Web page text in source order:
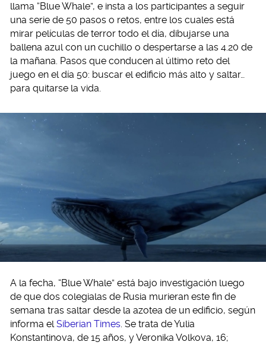
llama “Blue Whale”, e insta a los participantes a seguir
una serie de 50 pasos o retos, entre los cuales está
mirar películas de terror todo el día, dibujarse una
ballena azul con un cuchillo o despertarse a las 4.20 de
la mañana. Pasos que conducen al último reto del
juego en el día 50: buscar el edificio más alto y saltar…
para quitarse la vida.
A la fecha, “Blue Whale” está bajo investigación luego
de que dos colegialas de Rusia murieran este fin de
semana tras saltar desde la azotea de un edificio, según
informa elSiberian Times. Se trata de Yulia
Konstantinova, de 15 años, y Veronika Volkova, 16;